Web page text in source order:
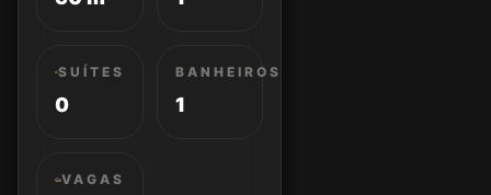
SUÍTES
0
BANHEIROS
1
VAGAS